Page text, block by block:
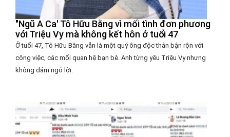
"Ngũ A Ca' Tô Hữu Bằng vì mối tình đơn phương
với Triệu Vy mà không kết hôn ở tuổi 47
Ở tuổi 47, Tô Hữu Bằng vẫn là một quý ông độc thân bận rộn với
công việc, các mối quan hệ bạn bè. Anh từng yêu Triệu Vy nhưng
không dám ngỏ lời.